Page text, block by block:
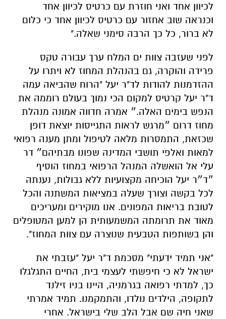
לכיוון אחד ואני חוזרת עם כרטיס לכיוון אחד
וכנראה שוב אחזור עם כרטיס לכיוון אחד כי כלום
לא ברור, כל כך הרבה סימני שאלה."
לפני שעזבה צוות ים המלח ערך עבורה טקס
פרידה והוקרה, גם בהנהלת המחוז לא ויתרו על
ההזדמנות להודות לד"ר יעל "הרוח שהביאה עמה
ד"ר יעל קרטיס למקום הכי נמוך בעולם רוממה את
הנפש בימים האלה.״ אמרה חדווה אמונה מנהלת
מחוז דרום ״מרגש לראות התגייסות יוצאת דופן
שכזאת, התמסרות מלאה לטיפול ומתן מענה רפואי
למאות ואלפי תושבי המדינה שפונו מבתיהם״ דר
עלי אל הואשלה המנהל הרפואי במחוז הוסיף
״ד״ר יעל הוכיחה מקצועיות ללא גבולות, נענתה
לכל בקשה וצורך שעלה במציאות המשתנה והכל
לטובת בריאות המפונים. אנו מוקירים ומעריכים
מאוד את תרומתה המשמעותית הן למען המטופלים
והן בשותפות הטבעית שנוצרה עם צוות המחוז".
"אני תמיד ידעתי" מסכמת ד"ר יעל "עזבתי את
ישראל לא כי חיפשתי לעצמי בית, החיים התגלגלו
כך, למדתי רפואה בגרמניה, היינו בניו זילנד
לתקופה, הילדים נולדו, והתמקמנו. תמיד אמרתי
שאני חיה שם אבל הלב שלי בישראל. אחרי